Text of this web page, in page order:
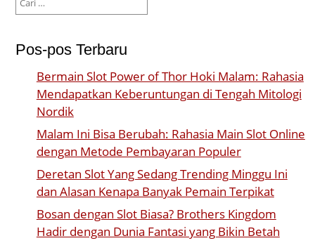
untuk:
Pos-pos Terbaru
Bermain Slot Power of Thor Hoki Malam: Rahasia
Mendapatkan Keberuntungan di Tengah Mitologi
Nordik
Malam Ini Bisa Berubah: Rahasia Main Slot Online
dengan Metode Pembayaran Populer
Deretan Slot Yang Sedang Trending Minggu Ini
dan Alasan Kenapa Banyak Pemain Terpikat
Bosan dengan Slot Biasa? Brothers Kingdom
Hadir dengan Dunia Fantasi yang Bikin Betah